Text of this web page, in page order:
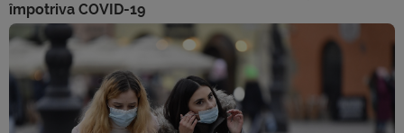
împotriva COVID-19